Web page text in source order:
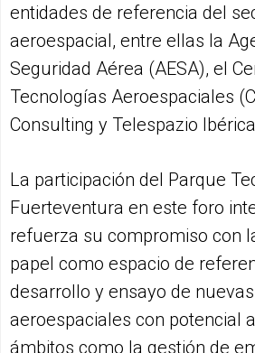
entidades de referencia del
aeroespacial, entre ellas la
Seguridad Aérea (AESA), el
Tecnologías Aeroespaciales
Consulting y Telespazio
La participación del Parque
Fuerteventura en este foro
refuerza su compromiso con
papel como espacio de
desarrollo y ensayo de
aeroespaciales con potencial
ámbitos como la gestión de